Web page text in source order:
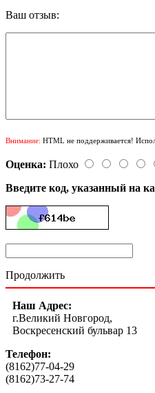
Ваш отзыв:
Внимание: HTML не поддерживается!
Оценка: Плохо
Введите код, указанный на
Продолжить
Наш Адрес:
г.Великий Новгород,
Воскресенский бульвар 13
Телефон:
(8162)77-04-29
(8162)73-27-74